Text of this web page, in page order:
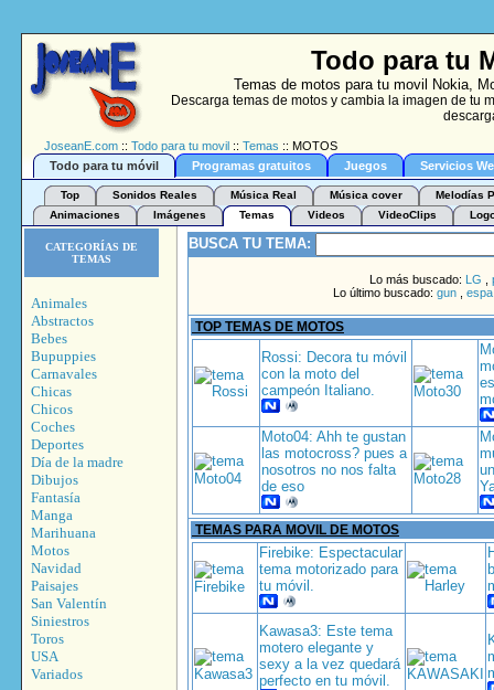
Todo para tu
Temas de motos para tu movil Nokia,
Descarga temas de motos y cambia la imagen de tu
JoseanE.com :: Todo para tu movil :: Temas :: MOTOS
Todo para tu móvil
Programas gratuitos Juegos Servicios
Top Sonidos Reales Música Real Música cover
Melodías
Animaciones
Imágenes Temas Videos VideoClips
CATEGORÍAS DE
TEMAS
Animales
Abstractos
Bebes
Bupuppies
Carnavales
Chicas
Chicos
Coches
Deportes
Día de la madre
Dibujos
Fantasía
Manga
Marihuana
Motos
Navidad
Paisajes
San Valentín
Siniestros
Toros
USA
Variados
BUSCA TU TEMA:
Lo más buscado: LG
Lo último buscado: gun, espa
TOP TEMAS DE MOTOS
Rossi: Decora tu móvil
con la moto del
campeón Italiano.
Moto04: Ahh te gustan
las motocross? pues a
nosotros no nos falta
de eso
TEMAS PARA MOVIL DE MOTOS
Firebike: Espectacular
tema motorizado para
tu móvil.
Kawasa3: Este tema
motero elegante y
sexy a la vez quedará
perfecto en tu móvil.